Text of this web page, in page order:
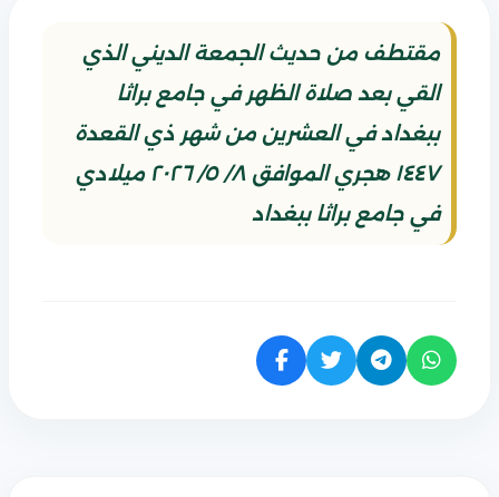
مقتطف من حديث الجمعة الديني الذي
القي بعد صلاة الظهر في جامع براثا
ببغداد في العشرين من شهر ذي القعدة
١٤٤٧ هجري الموافق ٨/ ٥/ ٢٠٢٦ ميلادي
في جامع براثا ببغداد